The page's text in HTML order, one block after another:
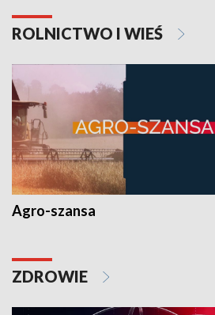
ROLNICTWO I WIEŚ
Agro-szansa
ZDROWIE